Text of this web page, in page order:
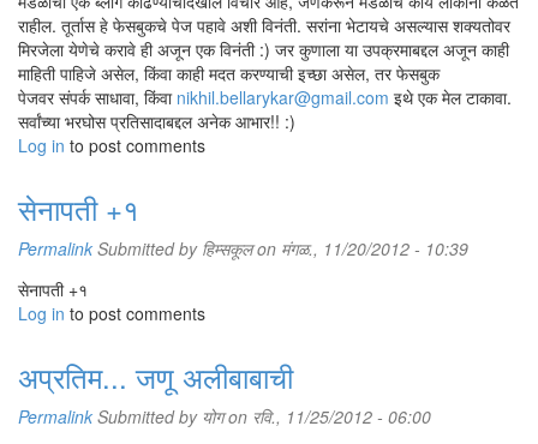
राहील. तूर्तास हे फेसबुकचे पेज पहावे अशी विनंती. सरांना भेटायचे असल्यास शक्यतोवर
मिरजेला येणेचे करावे ही अजून एक विनंती :) जर कुणाला या उपक्रमाबद्दल अजून काही
माहिती पाहिजे असेल, किंवा काही मदत करण्याची इच्छा असेल, तर फेसबुक
पेजवर संपर्क साधावा, किंवा nikhil.bellarykar@gmail.com इथे एक मेल टाकावा.
सर्वांच्या भरघोस प्रतिसादाबद्दल अनेक आभार!! :)
Log in to post comments
सेनापती +१
Permalink Submitted by हिम्सकूलon मंगळ., 11/20/2012 - 10:39
सेनापती +१
Log in to post comments
अप्रतिम... जणू अलीबाबाची
Permalink Submitted by योगon रवि., 11/25/2012 - 06:00